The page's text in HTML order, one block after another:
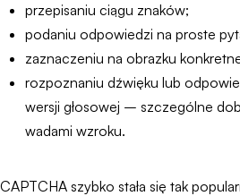
przepisaniu ciągu znaków;
podaniu odpowiedzi na proste
zaznaczeniu na obrazku
rozpoznaniu dźwięku lub
wersji głosowej – szczególne
wadami wzroku.
CAPTCHA szybko stała się tak